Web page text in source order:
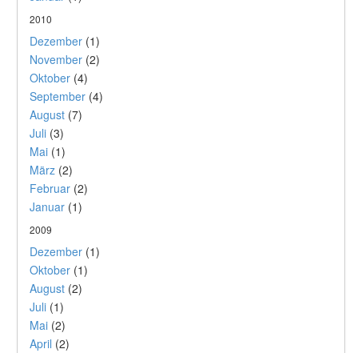
2010
Dezember (1)
November (2)
Oktober (4)
September (4)
August (7)
Juli (3)
Mai (1)
März (2)
Februar (2)
Januar (1)
2009
Dezember (1)
Oktober (1)
August (2)
Juli (1)
Mai (2)
April (2)